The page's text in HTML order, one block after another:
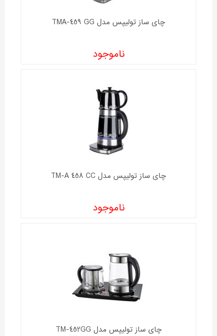
چای ساز تولیپس مدل TMA-459 GG
ناموجود
چای ساز تولیپس مدل TM-A 458 CC
ناموجود
چای ساز تولیپس مدل TM-452GG